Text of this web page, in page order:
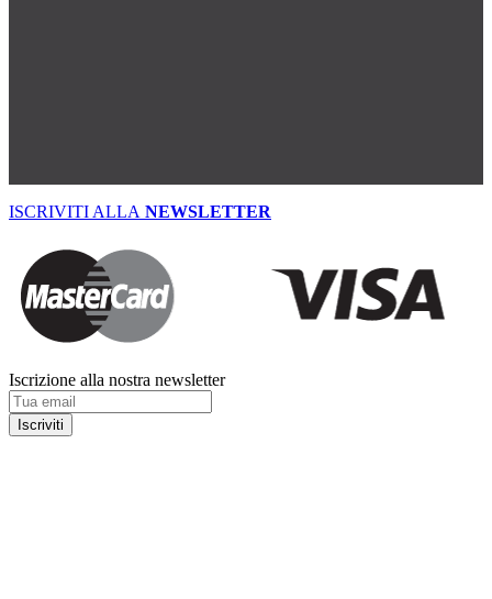
ISCRIVITI ALLA NEWSLETTER
Iscrizione alla nostra newsletter